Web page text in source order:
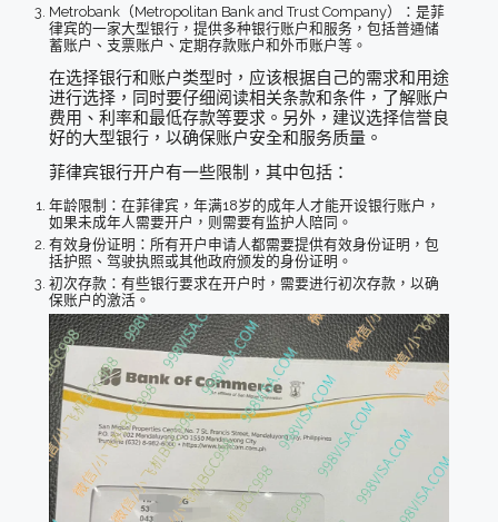
Metrobank（Metropolitan Bank and Trust Company）：是菲
律宾的一家大型银行，提供多种银行账户和服务，包括普通储
蓄账户、支票账户、定期存款账户和外币账户等。
在选择银行和账户类型时，应该根据自己的需求和用途
进行选择，同时要仔细阅读相关条款和条件，了解账户
费用、利率和最低存款等要求。另外，建议选择信誉良
好的大型银行，以确保账户安全和服务质量。
菲律宾银行开户有一些限制，其中包括：
年龄限制：在菲律宾，年满18岁的成年人才能开设银行账户，
如果未成年人需要开户，则需要有监护人陪同。
有效身份证明：所有开户申请人都需要提供有效身份证明，包
括护照、驾驶执照或其他政府颁发的身份证明。
初次存款：有些银行要求在开户时，需要进行初次存款，以确
保账户的激活。